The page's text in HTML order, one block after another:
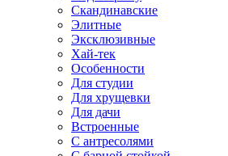
Скандинавские
Элитные
Эксклюзивные
Хай-тек
Особенности
Для студии
Для хрущевки
Для дачи
Встроенные
С антресолями